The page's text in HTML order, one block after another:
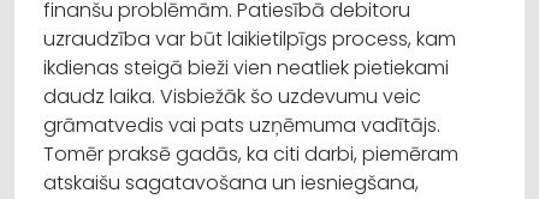
finanšu problēmām. Patiesībā debitoru
uzraudzība var būt laikietilpīgs process, kam
ikdienas steigā bieži vien neatliek pietiekami
daudz laika. Visbiežāk šo uzdevumu veic
grāmatvedis vai pats uzņēmuma vadītājs.
Tomēr praksē gadās, ka citi darbi, piemēram
atskaišu sagatavošana un iesniegšana,